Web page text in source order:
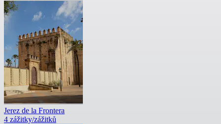
Jerez de la Frontera
4 zážitky/zážitků